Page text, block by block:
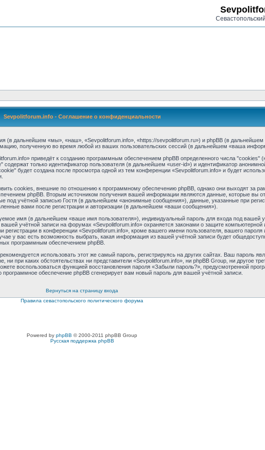
Sevpolitforum.info - Соглашение о конфиденциальности
(в дальнейшем «мы», «наш», «Sevpolitforum.info», «https://sevpolitforum.ru») и phpBB (в
полученную во время любой из ваших пользовательских сессий (в дальнейшем «ваша
приведёт к созданию программным обеспечением phpBB определенного числа "cookies"
только идентификатор пользователя (в дальнейшем «user-id») и идентификатор
будет создана после просмотра одной из тем конференции «Sevpolitforum.info» и будет
cookies, внешние по отношению к программному обеспечению phpBB, однако они выходят за
phpBB. Вторым источником получения вашей информации являются данные, которые вы
учётной записью Гостя (в дальнейшем «анонимные сообщения»), данные, указанные при
вами после регистрации и авторизации (в дальнейшем «ваши сообщения»).
имя (в дальнейшем «ваше имя пользователя»), индивидуальный пароль для входа под вашей
учётной записи на форумах «Sevpolitforum.info» охраняется законами о защите
в конференции «Sevpolitforum.info», кроме вашего имени пользователя, вашего
у вас есть возможность выбрать, какая информация из вашей учётной записи будет
программным обеспечением phpBB.
использовать этот же самый пароль, регистрируясь на других сайтах. Ваш пароль
ни при каких обстоятельствах ни представители «Sevpolitforum.info», ни phpBB Group, ни другое
воспользоваться функцией восстановления пароля «Забыли пароль?», предусмотренной
обеспечение phpBB сгенерирует вам новый пароль для вашей учётной записи.
Вернуться на страницу входа
Правила севастопольского политического форума
Powered by phpBB © 2000-2011 phpBB Group
Русская поддержка phpBB